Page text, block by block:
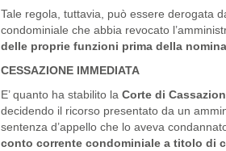
Tale regola, tuttavia, può essere derogata
condominiale che abbia revocato
delle proprie funzioni prima della
CESSAZIONE IMMEDIATA
E’ quanto ha stabilito la Corte di
decidendo il ricorso presentato da un
sentenza d’appello che lo aveva
conto corrente condominiale a titolo di